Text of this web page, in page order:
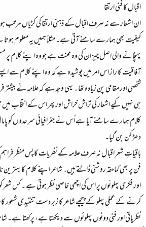
اقبال کا فنی ارتقا
ان اشعار سے نہ صرف اقبال کے ذہنی ارتقا کی کڑیاں مرتب ہو
کیفیت بھی ہمارے سامنے آتی ہے۔ مثلاً ہمیں یہ معلوم ہوتا
پہنچانے والی اصل چیز ان کی وہ محنت ہے جو وہ اپنے کلام
آفاقیت کا راز اس امر میں پوشیدہ ہے کہ وہ اپنے کلام سے
شخصی اور مقامی پن زیادہ تھا ۔ یہی وجہ ہے کہ علامہ نے بیشتر
ہی نہیں کیے اشعار کی تراش خراش اور پھر اس کے انتخاب میں
کلام ہمارے سامنے آیا ہے اُس نے جغرافیائی سرحدوں کو
دھڑکن بن گیا۔
باقیاتِ شعرِ اقبال نہ صرف علامہ کے نظریات کا پس منظر
فن پر بھی کماحقہ روشنی ڈالتے ہیں۔ شاعر اپنے کلام کا
اور فکری پہلوئوں پر اس کی اچھی خاصی نظر ہوتی ہے ۔ کس
کرنے کے عملی پہلو کے پیچھے شاعر کا زبر دست تنقیدی شعور
نظریاتی اور فنی دونوں پہلوئوں سے دیکھتا ہے، پرکھتا